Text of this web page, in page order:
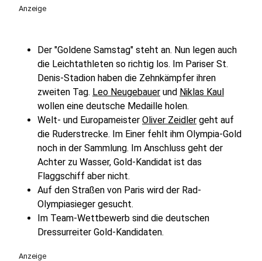
Anzeige
Der "Goldene Samstag" steht an. Nun legen auch
die Leichtathleten so richtig los. Im Pariser St.
Denis-Stadion haben die Zehnkämpfer ihren
zweiten Tag. Leo Neugebauer und Niklas Kaul
wollen eine deutsche Medaille holen.
Welt- und Europameister Oliver Zeidler geht auf
die Ruderstrecke. Im Einer fehlt ihm Olympia-Gold
noch in der Sammlung. Im Anschluss geht der
Achter zu Wasser, Gold-Kandidat ist das
Flaggschiff aber nicht.
Auf den Straßen von Paris wird der Rad-
Olympiasieger gesucht.
Im Team-Wettbewerb sind die deutschen
Dressurreiter Gold-Kandidaten.
Anzeige